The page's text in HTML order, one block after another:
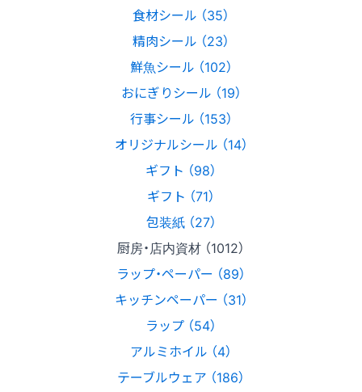
食材シール （35）
精肉シール （23）
鮮魚シール （102）
おにぎりシール （19）
行事シール （153）
オリジナルシール （14）
ギフト （98）
ギフト （71）
包装紙 （27）
厨房・店内資材 （1012）
ラップ・ペーパー （89）
キッチンペーパー （31）
ラップ （54）
アルミホイル （4）
テーブルウェア （186）